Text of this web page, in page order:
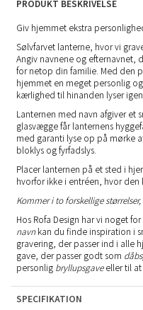
PRODUKT BESKRIVELSE
Giv hjemmet ekstra
Sølvfarvet lanterne, hvor vi
Angiv navnene og efternavnet,
for netop din familie. Med den
hjemmet en meget personlig
kærlighed til hinanden lyser
Lanternen med navn afgiver et
glasvægge får lanternens
med garanti lyse op på mørke
bloklys og fyrfadslys.
Placer lanternen på et sted i
hvorfor ikke i entréen, hvor
Kommer i to forskellige
Hos Rofa Design har vi noget
navnkan du finde inspiration i
gravering, der passer ind i alle
gave, der passer godt som
personlig bryllupsgaveeller til
SPECIFIKATION